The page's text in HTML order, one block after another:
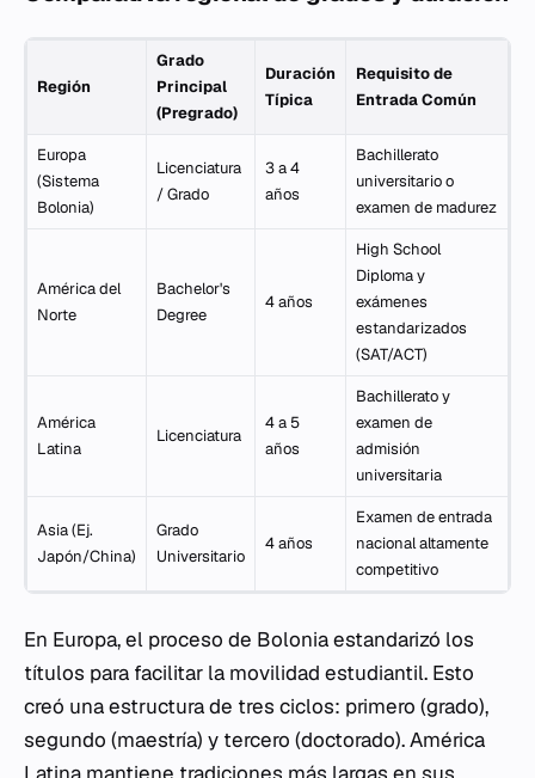
Región
Grado
Principal
(Pregrado)
Duración
Típica
Requisito de
Entrada Común
Europa
(Sistema
Bolonia)
Licenciatura
/ Grado
3 a 4
años
Bachillerato
universitario o
examen de madurez
América del
Norte
Bachelor's
Degree
4 años
High School
Diploma y
exámenes
estandarizados
(SAT/ACT)
América
Latina
Licenciatura
4 a 5
años
Bachillerato y
examen de
admisión
universitaria
Asia (Ej.
Japón/China)
Grado
Universitario
4 años
Examen de entrada
nacional altamente
competitivo
En Europa, el proceso de Bolonia estandarizó los
títulos para facilitar la movilidad estudiantil. Esto
creó una estructura de tres ciclos: primero (grado),
segundo (maestría) y tercero (doctorado). América